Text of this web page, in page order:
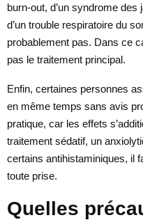
burn-out, d’un syndrome
d’un trouble respiratoire du
probablement pas. Dans ce
pas le traitement principal.
Enfin, certaines personnes
en même temps sans avis
pratique, car les effets
traitement sédatif, un
certains antihistaminiques, il
toute prise.
Quelles